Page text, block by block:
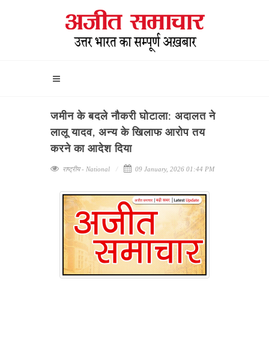
जमीन के बदले नौकरी घोटाला: अदालत ने
लालू यादव, अन्य के खिलाफ आरोप तय
करने का आदेश दिया
राष्ट्रीय - National 09 January, 2026 01:44 PM